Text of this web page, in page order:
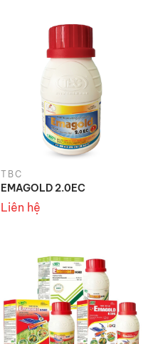
TBC
EMAGOLD 2.0EC
Liên hệ